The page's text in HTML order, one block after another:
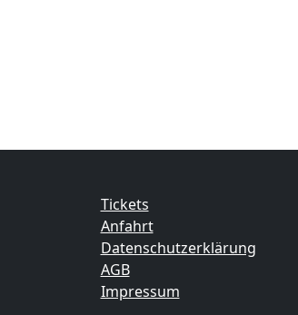
Tickets
Anfahrt
Datenschutzerklärung
AGB
Impressum